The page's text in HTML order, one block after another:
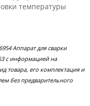
температуры
Аппарат для сварки
с информацией на
товара, его комплектация и
без предварительного